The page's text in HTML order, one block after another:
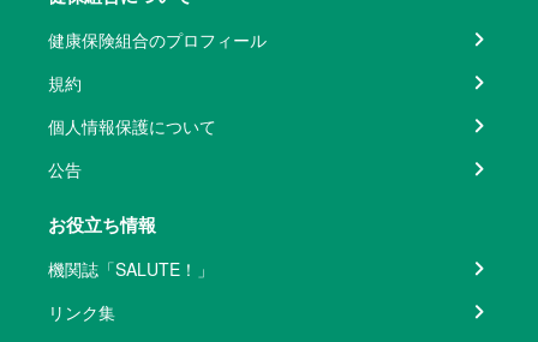
健康保険組合のプロフィール
規約
個人情報保護について
公告
お役立ち情報
機関誌「SALUTE！」
リンク集